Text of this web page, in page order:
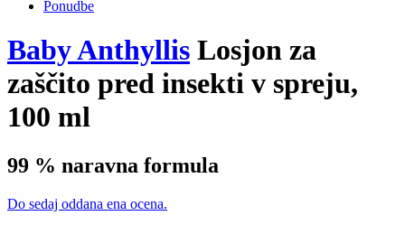
Ponudbe
Baby Anthyllis Losjon za
zaščito pred insekti v spreju,
100 ml
99 % naravna formula
Do sedaj oddana ena ocena.